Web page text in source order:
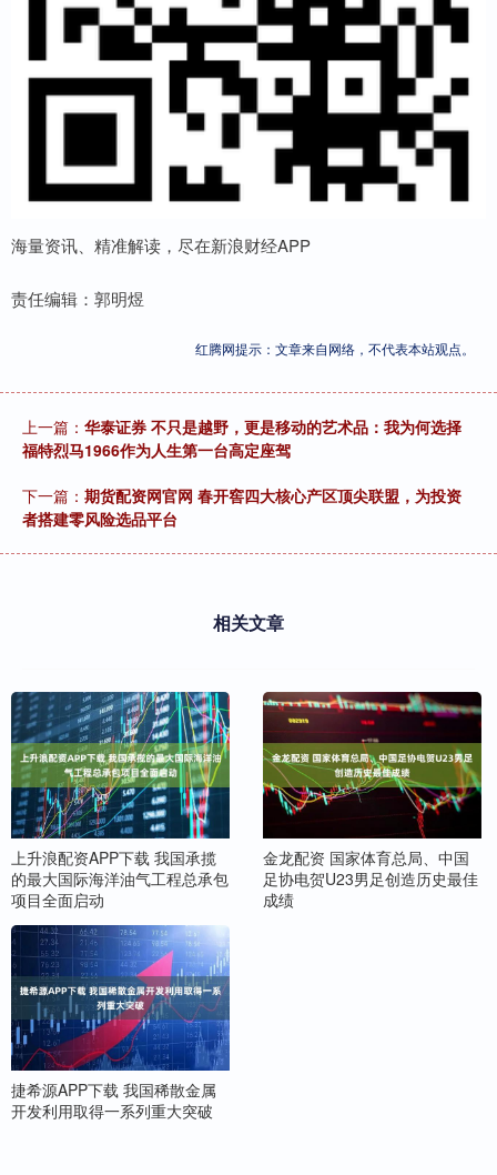
海量资讯、精准解读，尽在新浪财经APP
责任编辑：郭明煜
红腾网提示：文章来自网络，不代表本站观点。
上一篇： 华泰证券 不只是越野，更是移动的艺术品：我为何选择
福特烈马1966作为人生第一台高定座驾
下一篇： 期货配资网官网 春开窖四大核心产区顶尖联盟，为投资
者搭建零风险选品平台
相关文章
上升浪配资APP下载 我国承揽
的最大国际海洋油气工程总承包
项目全面启动
金龙配资 国家体育总局、中国
足协电贺U23男足创造历史最佳
成绩
捷希源APP下载 我国稀散金属
开发利用取得一系列重大突破